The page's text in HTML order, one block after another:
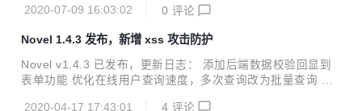
定制，以做出更强系统。所有前端后台代码封装过后十分精简
一直想做一款后台管理系统，看了很多优秀的开源项目，从中
的功能太过强大，部分功能也不太适合自己，并且自己也一直
想要动手学习一下若依的强大之处，便有了自己现在的nove
l。 它可以用于所有的Web应用程序，如网站管理后台，网站
深度定制，以做出更强系统。所有前端后台代码封装过后十...
2020-07-09 16:03:02 0 评论
Novel 1.4.3 发布，新增 xss 攻击防护
Novel v1.4.3 已发布，更新日志： 添加后端数据校验回显到
表单功能 优化在线用户查询速度，多次查询改为批量查询 优
2020-04-17 17:43:01 4 评论